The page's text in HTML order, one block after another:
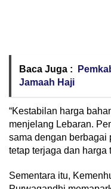
Baca Juga :
Jamaah Haji
“Kestabilan harga
menjelang Lebaran.
sama dengan berbagai
tetap terjaga dan harga
Sementara itu,